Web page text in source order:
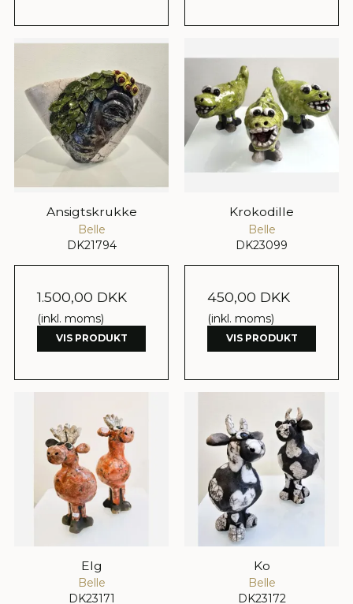
Ansigtskrukke
Belle
DK21794
1.500,00 DKK
(inkl. moms)
VIS PRODUKT
Krokodille
Belle
DK23099
450,00 DKK
(inkl. moms)
VIS PRODUKT
Elg
Belle
DK23171
Ko
Belle
DK23172